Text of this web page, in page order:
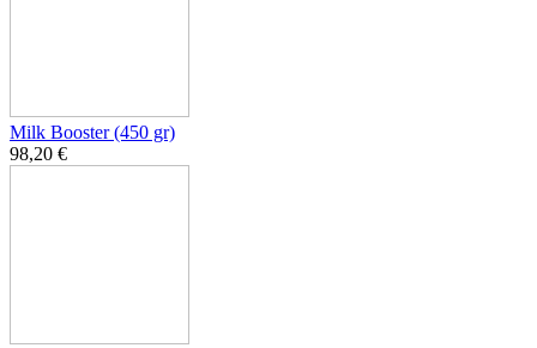
Milk Booster (450 gr)
98,20 €